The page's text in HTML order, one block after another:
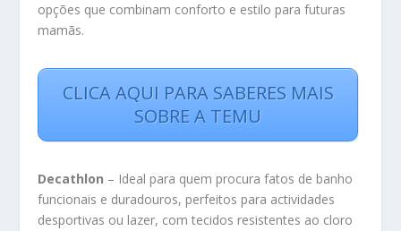
opções que combinam conforto e estilo para futuras
mamãs.
CLICA AQUI PARA SABERES MAIS
SOBRE A TEMU
Decathlon – Ideal para quem procura fatos de banho
funcionais e duradouros, perfeitos para actividades
desportivas ou lazer, com tecidos resistentes ao cloro